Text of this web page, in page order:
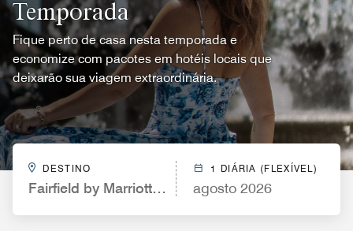
Temporada
Fique perto de casa nesta temporada e
economize com pacotes em hotéis locais que
deixarão sua viagem extraordinária.
DESTINO
Fairfield by Marriott Niagara Falls, Canada
1 DIÁRIA (FLEXÍVEL)
agosto 2026